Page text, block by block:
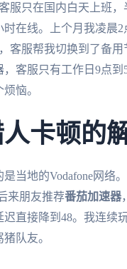
服只在国内白天上班
在线。上个月我凌晨
客服帮我切换到了备
客服只有工作日9点到
恼。
卡顿的
当地的Vodafone网络
来朋友推荐番茄加速器
直接降到48。我连续
队友。